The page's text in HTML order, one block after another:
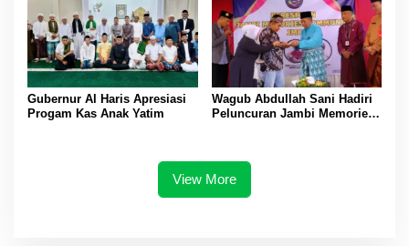
Gubernur Al Haris Apresiasi
Progam Kas Anak Yatim
Wagub Abdullah Sani Hadiri
Peluncuran Jambi Memories
View More